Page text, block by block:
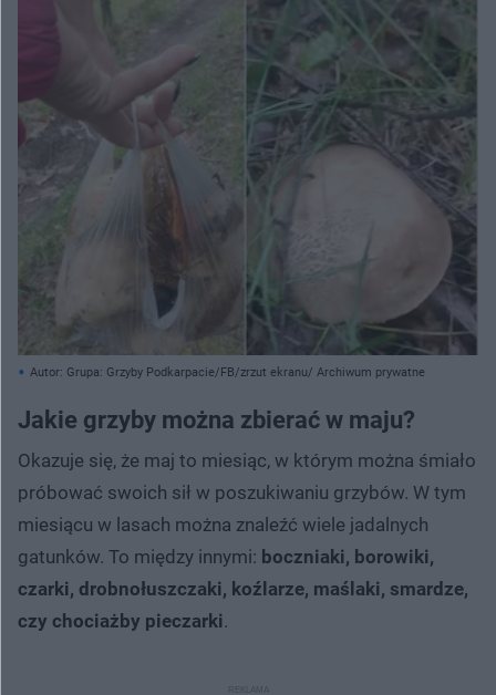
Autor: Grupa: Grzyby Podkarpacie/FB/zrzut ekranu/ Archiwum prywatne
Jakie grzyby można zbierać w maju?
Okazuje się, że maj to miesiąc, w którym można śmiało
próbować swoich sił w poszukiwaniu grzybów. W tym
miesiącu w lasach można znaleźć wiele jadalnych
gatunków. To między innymi: boczniaki, borowiki,
czarki, drobnołuszczaki, koźlarze, maślaki, smardze,
czy chociażby pieczarki.